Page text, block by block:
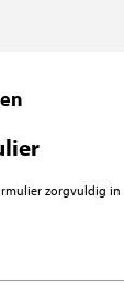
zorgvuldig